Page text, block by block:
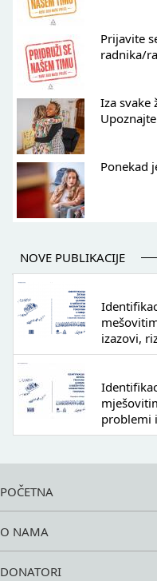
Prijavite
radnika/
Iza svake
Ponekad
NOVE PUBLIKACIJE
izazovi,
problemi
POČETNA
O NAMA
DONATORI